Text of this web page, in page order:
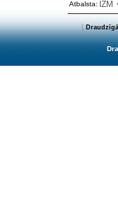
Atbalsta: IZM •
[